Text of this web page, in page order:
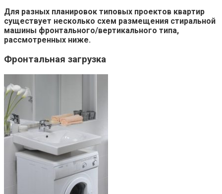
Для разных планировок типовых проектов квартир
существует несколько схем размещения стиральной
машины фронтального/​вертикального типа,
рассмотренных ниже.
Фронтальная загрузка